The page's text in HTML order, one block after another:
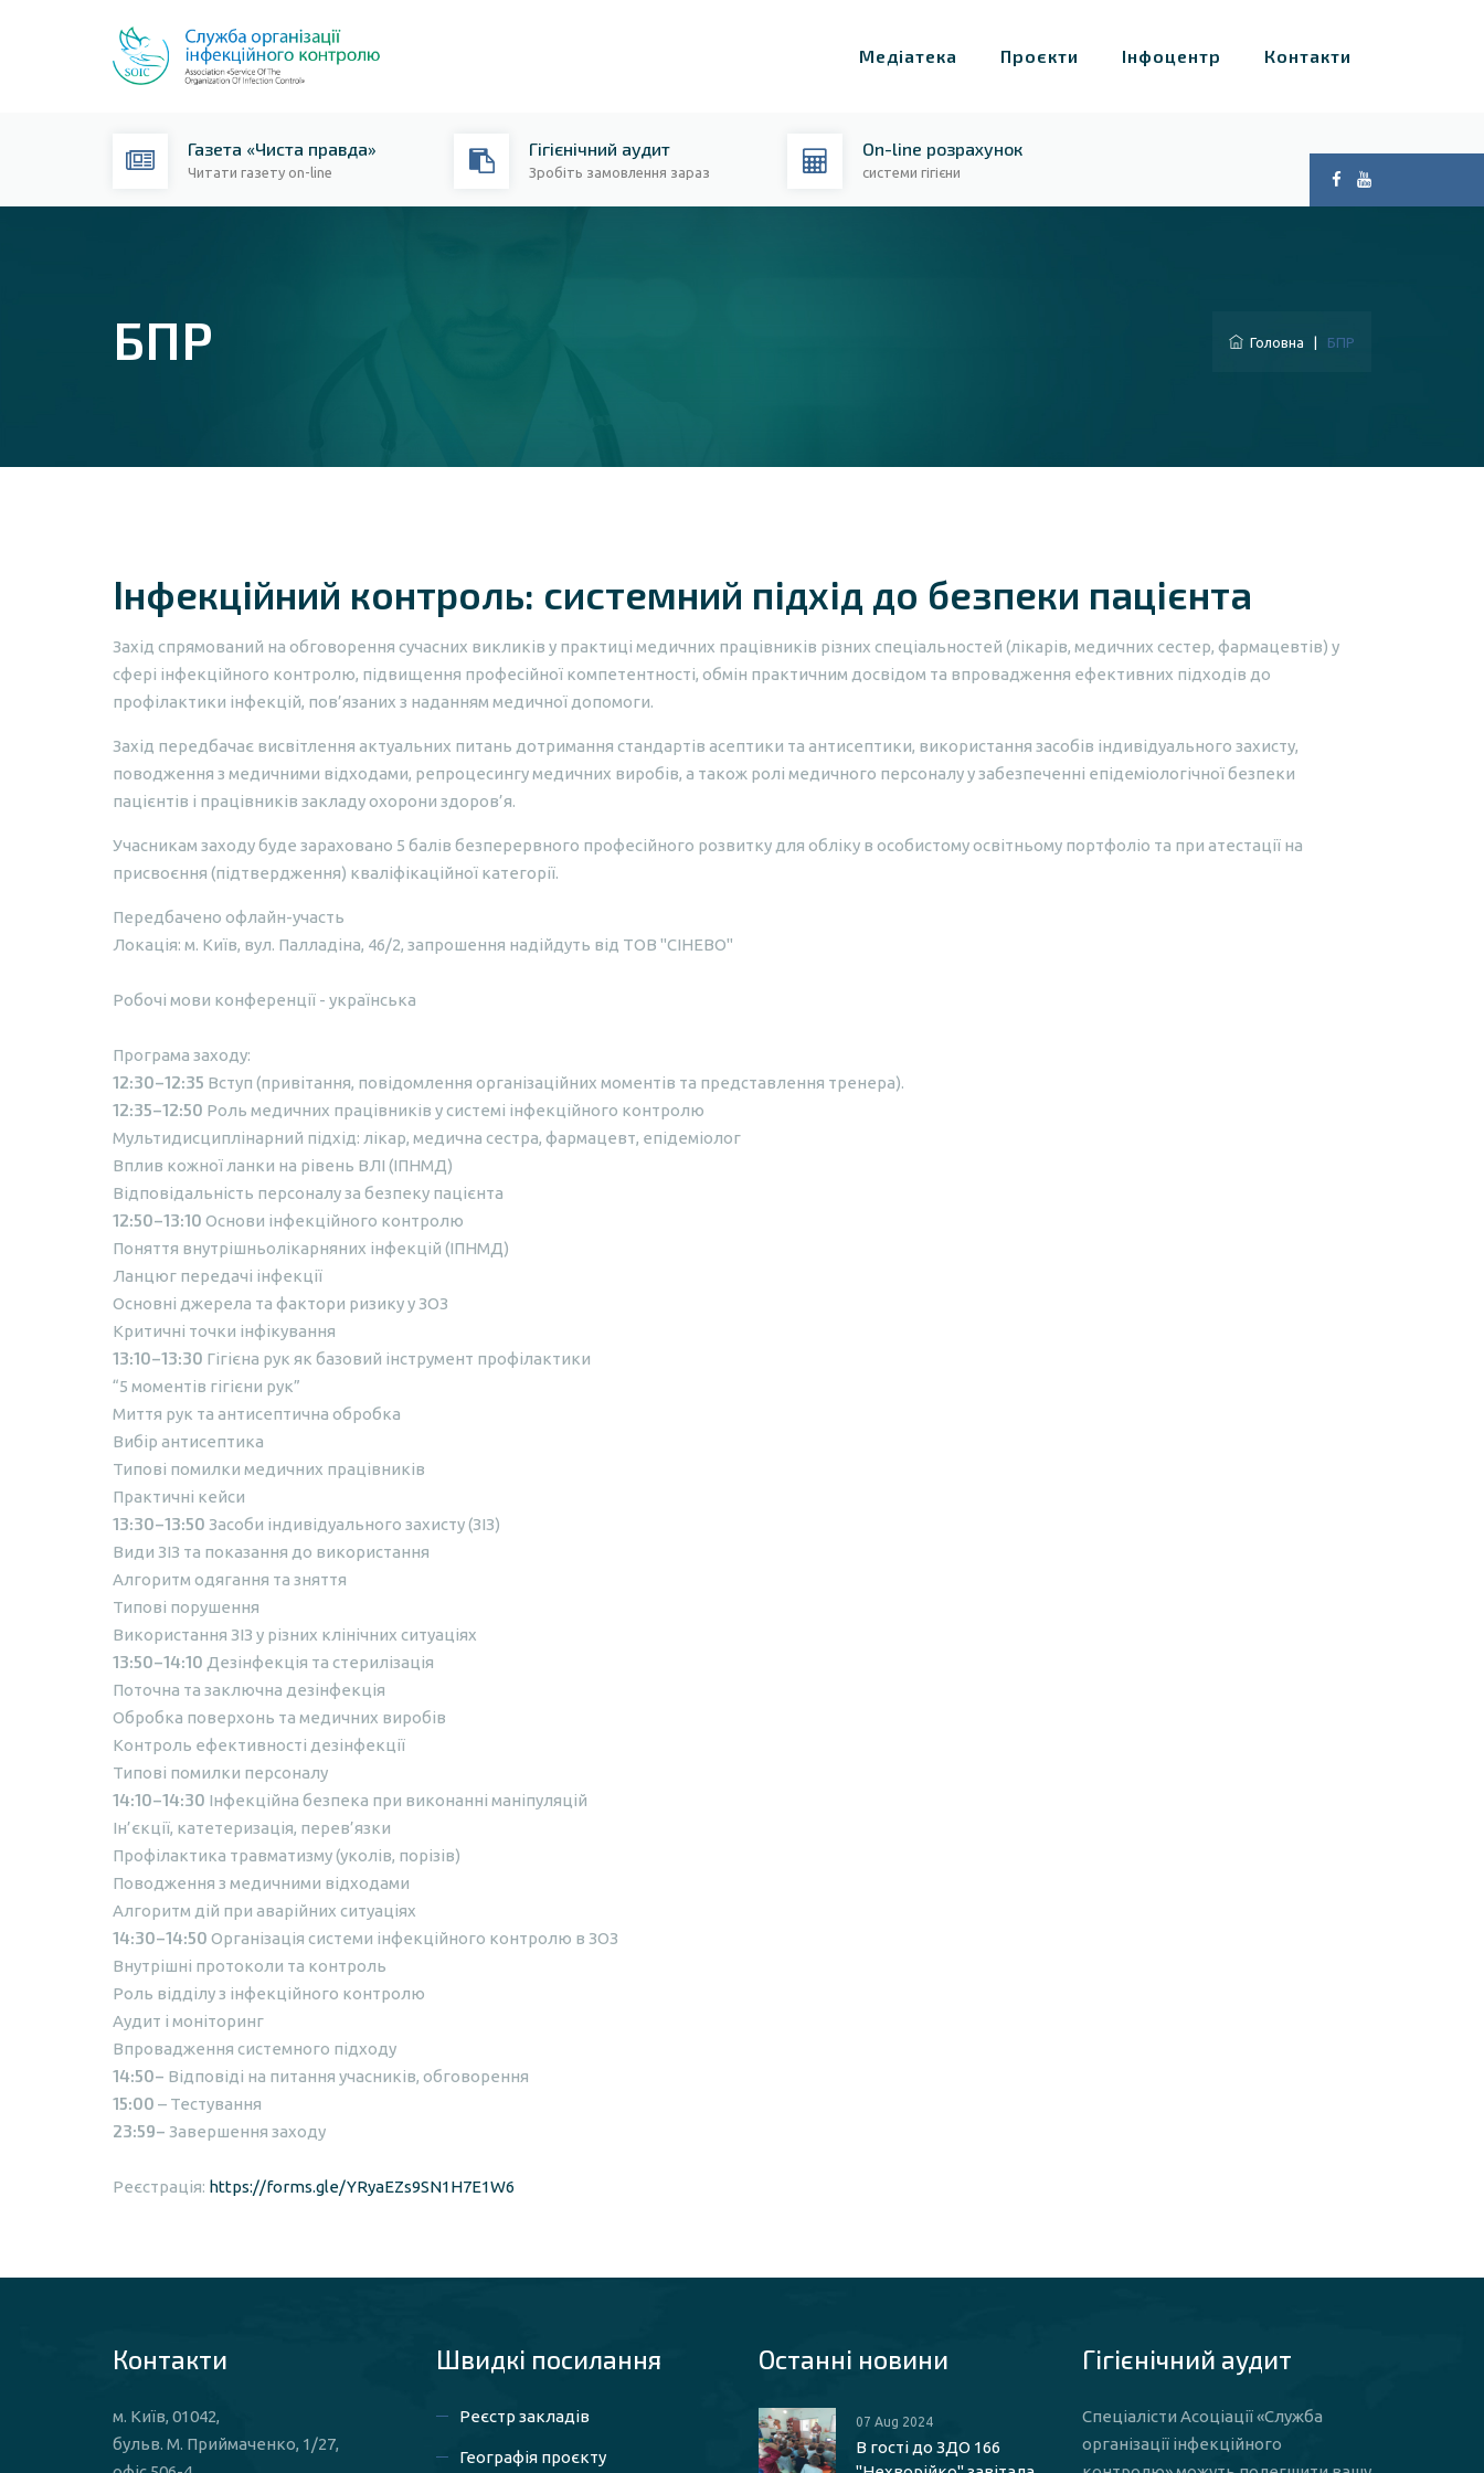
Медіатека Проєкти Інфоцентр Контакти
Газета «Чиста правда»
Читати газету on-line
Гігієнічний аудит
Зробіть замовлення зараз
On-line розрахунок
системи гігієни
БПР Головна БПР
Інфекційний контроль: системний підхід до безпеки пацієнта
Захід спрямований на обговорення сучасних викликів у практиці медичних працівників різних спеціальностей (лікарів, медичних сестер, фармацевтів) у
сфері інфекційного контролю, підвищення професійної компетентності, обмін практичним досвідом та впровадження ефективних підходів до
профілактики інфекцій, пов’язаних з наданням медичної допомоги.
Захід передбачає висвітлення актуальних питань дотримання стандартів асептики та антисептики, використання засобів індивідуального захисту,
поводження з медичними відходами, репроцесингу медичних виробів, а також ролі медичного персоналу у забезпеченні епідеміологічної безпеки
пацієнтів і працівників закладу охорони здоров’я.
Учасникам заходу буде зараховано 5 балів безперервного професійного розвитку для обліку в особистому освітньому портфоліо та при атестації на
присвоєння (підтвердження) кваліфікаційної категорії.
Передбачено офлайн-участь
Локація: м. Київ, вул. Палладіна, 46/2, запрошення надійдуть від ТОВ "СІНЕВО"
Робочі мови конференції - українська
Програма заходу:
12:30–12:35 Вступ (привітання, повідомлення організаційних моментів та представлення тренера).
12:35–12:50 Роль медичних працівників у системі інфекційного контролю
Мультидисциплінарний підхід: лікар, медична сестра, фармацевт, епідеміолог
Вплив кожної ланки на рівень ВЛІ (ІПНМД)
Відповідальність персоналу за безпеку пацієнта
12:50–13:10 Основи інфекційного контролю
Поняття внутрішньолікарняних інфекцій (ІПНМД)
Ланцюг передачі інфекції
Основні джерела та фактори ризику у ЗОЗ
Критичні точки інфікування
13:10–13:30 Гігієна рук як базовий інструмент профілактики
“5 моментів гігієни рук”
Миття рук та антисептична обробка
Вибір антисептика
Типові помилки медичних працівників
Практичні кейси
13:30–13:50 Засоби індивідуального захисту (ЗІЗ)
Види ЗІЗ та показання до використання
Алгоритм одягання та зняття
Типові порушення
Використання ЗІЗ у різних клінічних ситуаціях
13:50–14:10 Дезінфекція та стерилізація
Поточна та заключна дезінфекція
Обробка поверхонь та медичних виробів
Контроль ефективності дезінфекції
Типові помилки персоналу
14:10–14:30 Інфекційна безпека при виконанні маніпуляцій
Ін’єкції, катетеризація, перев’язки
Профілактика травматизму (уколів, порізів)
Поводження з медичними відходами
Алгоритм дій при аварійних ситуаціях
14:30–14:50 Організація системи інфекційного контролю в ЗОЗ
Внутрішні протоколи та контроль
Роль відділу з інфекційного контролю
Аудит і моніторинг
Впровадження системного підходу
14:50– Відповіді на питання учасників, обговорення
15:00 – Тестування
23:59– Завершення заходу
Реєстрація: https://forms.gle/YRyaEZs9SN1H7E1W6
Контакти
м. Київ, 01042,
бульв. М. Приймаченко, 1/27,
Швидкі посилaння
Реєстр закладів
Географія проєкту
Останні новини
07 Aug 2024
В гості до ЗДО 166
Гігієнічний аудит
Спеціалісти Асоціації «Служба
організації інфекційного